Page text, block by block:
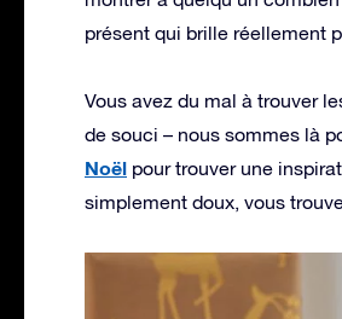
présent qui brille réellement
Vous avez du mal à trouver
de souci – nous sommes là
Noël pour trouver une
simplement doux, vous